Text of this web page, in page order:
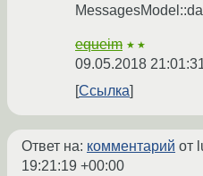
equeim ★★
09.05.2018
Ссылка
Ответ на: комментарий от
19:21:19 +00:00